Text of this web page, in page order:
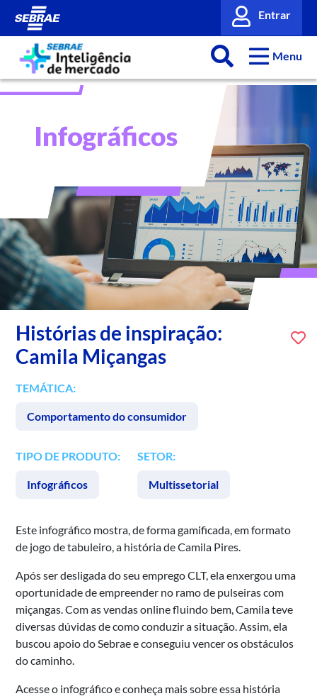
Entrar
Menu
Histórias de inspiração:
Camila Miçangas
TEMÁTICA:
Comportamento do consumidor
TIPO DE PRODUTO:
Infográficos
SETOR:
Multissetorial
Este infográfico mostra, de forma gamificada, em formato
de jogo de tabuleiro, a história de Camila Pires.
Após ser desligada do seu emprego CLT, ela enxergou uma
oportunidade de empreender no ramo de pulseiras com
miçangas. Com as vendas online fluindo bem, Camila teve
diversas dúvidas de como conduzir a situação. Assim, ela
buscou apoio do Sebrae e conseguiu vencer os obstáculos
do caminho.
Acesse o infográfico e conheça mais sobre essa história